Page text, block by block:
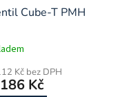
Cube-T PMH
Kč bez DPH
Kč